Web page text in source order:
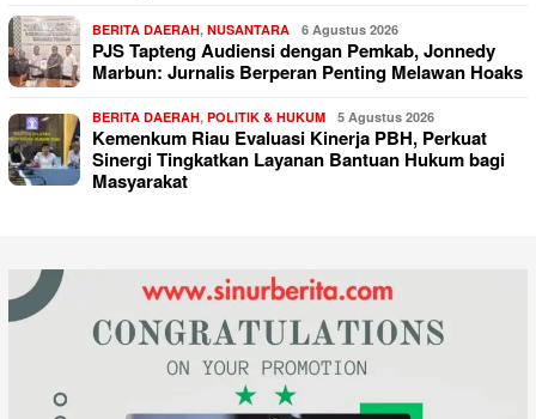
BERITA DAERAH, NUSANTARA 6 Agustus 2026
PJS Tapteng Audiensi dengan Pemkab, Jonnedy
Marbun: Jurnalis Berperan Penting Melawan Hoaks
BERITA DAERAH, POLITIK & HUKUM 5 Agustus 2026
Kemenkum Riau Evaluasi Kinerja PBH, Perkuat
Sinergi Tingkatkan Layanan Bantuan Hukum bagi
Masyarakat